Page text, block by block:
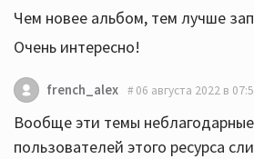
Чем новее альбом, тем лучше
Очень интересно!
french_alex 06 августа 2022 в
Вообще эти темы
пользователей этого ресурса